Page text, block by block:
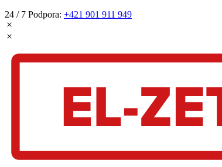
24 / 7 Podpora: +421 901 911 949